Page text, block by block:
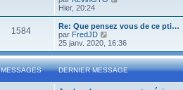
g
e
e
s
s
a
g
e
i
e
e
s
s
g
i
r
e
e
r
n
i
Hier, 20:24
1584
Re: Que pensez vous de ce pti…
par FredJD
o
i
r
l
d
25 janv. 2020, 16:36
MESSAGES DERNIER MESSAGE